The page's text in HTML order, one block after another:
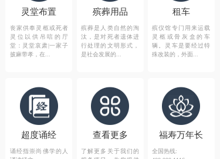
灵堂布置
丧家供奉灵柩或死者
灵位以供吊唁的厅
堂：灵堂哀肃|一家子
披麻带孝，在...
殡葬用品
殡葬是人类自然的淘
汰，是对死者遗体进
行处理的文明形式，
是社会发展的...
租车
殡仪馆专门用来运载
灵柩或骨灰盒的车
辆。灵车是要经过特
殊改装的，外面...
超度诵经
诵经指崇尚佛学的人
查看更多
了解更多关于我们的
福寿万年长
全国热线: